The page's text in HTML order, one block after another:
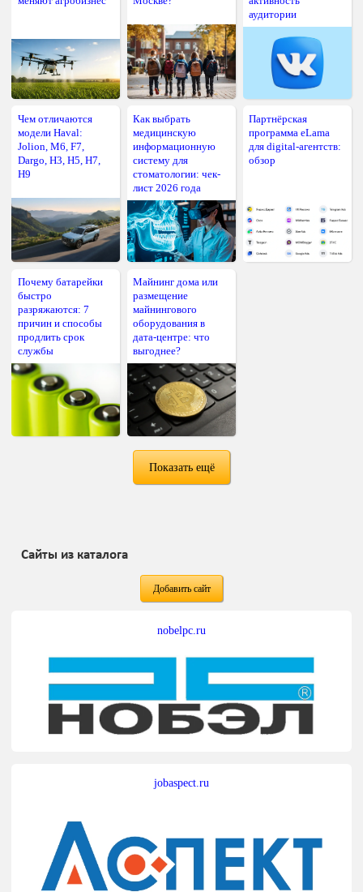
аудитории
Чем отличаются
модели Haval:
Jolion, M6, F7,
Dargo, H3, H5, H7,
H9
Как выбрать
медицинскую
информационную
систему для
стоматологии: чек-
лист 2026 года
Партнёрская
программа eLama
для digital-агентств:
обзор
Почему батарейки
быстро
разряжаются: 7
причин и способы
продлить срок
службы
Майнинг дома или
размещение
майнингового
оборудования в
дата-центре: что
выгоднее?
Показать ещё
Сайты из каталога
Добавить сайт
nobelpc.ru
jobaspect.ru